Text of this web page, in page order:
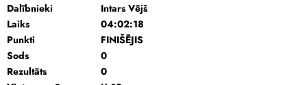
Dalībnieki
Intars Vējš
Laiks
04:02:18
Punkti
FINIŠĒJIS
Sods
0
Rezultāts
0